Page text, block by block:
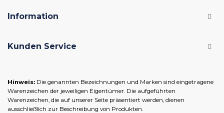
Information
Kunden Service
Hinweis: Die genannten Bezeichnungen und Marken sind eingetragene
Warenzeichen der jeweiligen Eigentümer. Die aufgeführten
Warenzeichen, die auf unserer Seite präsentiert werden, dienen
ausschließlich zur Beschreibung von Produkten.